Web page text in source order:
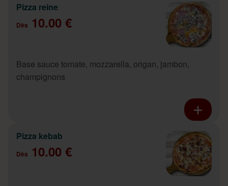
Pizza reine
Dès 10.00 €
Base sauce tomate, mozzarella, origan, jambon,
champignons
Pizza kebab
Dès 10.00 €